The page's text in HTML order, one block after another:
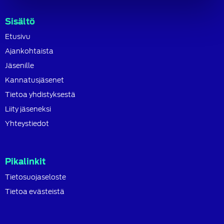
Sisältö
Etusivu
Ajankohtaista
Jäsenille
Kannatusjäsenet
Tietoa yhdistyksestä
Liity jäseneksi
Yhteystiedot
Pikalinkit
Tietosuojaseloste
Tietoa evästeistä